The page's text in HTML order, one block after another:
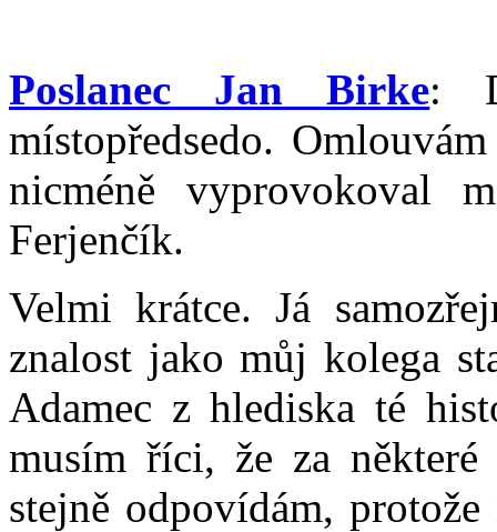
Poslanec Jan Birke:
místopředsedo.
nicméně vyprovokoval
Ferjenčík.
Velmi krátce. Já
znalost jako můj kolega
Adamec z hlediska té
musím říci, že za
stejně odpovídám,